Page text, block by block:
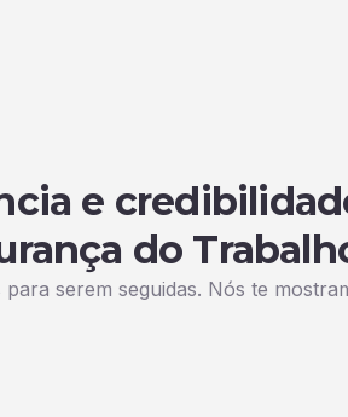
e
do
serem seguidas. Nós te